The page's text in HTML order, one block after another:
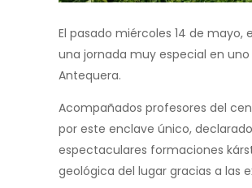
El pasado miércoles 14 de
una jornada muy especial en
Antequera.
Acompañados profesores del
por este enclave único,
espectaculares formaciones
geológica del lugar gracias a las